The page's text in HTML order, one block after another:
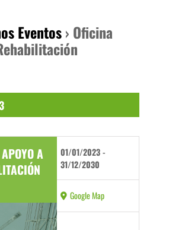
Eventos› Oficina
A
01/01/2023-
31/12/2030
Google Map